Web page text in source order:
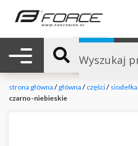
Nawigacja mobilna B2B
strona główna / główna / części/ siodełka
czarno-niebieskie